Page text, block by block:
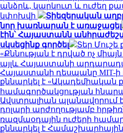
անձրև, կարկուտ և ուժեղ
կփոխվի
Տիեզերական
նոր խառնարան է առաջացել
էին՝ Հայաստանն անհրաժեշտ
սկսեցինք գործել
Տեր
«Քննության է դրված ոչ
այլև Հայաստանի
Հայաստանի դեսպանը MIT-ի
քննարկել է
համագործակցության
Ավստրալիան պլանավորում է
դոլարի արժողությամբ
ռազմաօդային ուժերի
քննարկել է